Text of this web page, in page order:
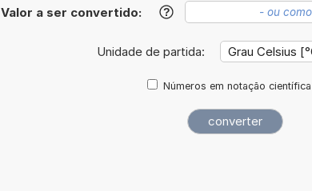
Valor a ser convertido: ?
Unidade de partida:
Números em notação científica